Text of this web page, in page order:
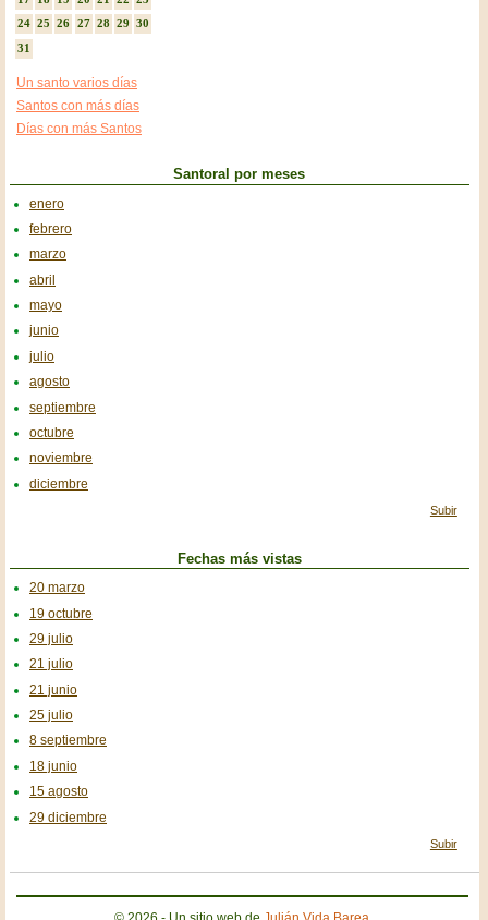
24 25 26 27 28 29
30
31
Un santo varios días
Santos con más días
Días con más Santos
Santoral por meses
enero
febrero
marzo
abril
mayo
junio
julio
agosto
septiembre
octubre
noviembre
diciembre
Subir
Fechas más vistas
20 marzo
19 octubre
29 julio
21 julio
21 junio
25 julio
8 septiembre
18 junio
15 agosto
29 diciembre
Subir